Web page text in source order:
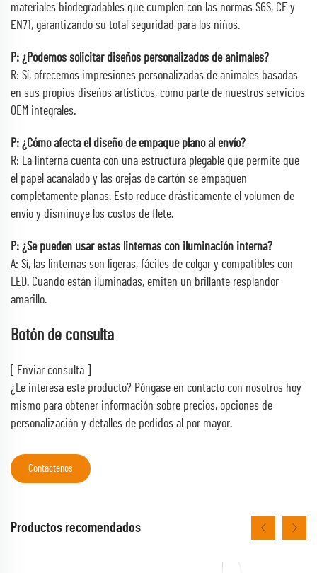
materiales biodegradables que cumplen con las normas SGS, CE y
EN71, garantizando su total seguridad para los niños.
P: ¿Podemos solicitar diseños personalizados de animales?
R: Sí, ofrecemos impresiones personalizadas de animales basadas
en sus propios diseños artísticos, como parte de nuestros servicios
OEM integrales.
P: ¿Cómo afecta el diseño de empaque plano al envío?
R: La linterna cuenta con una estructura plegable que permite que
el papel acanalado y las orejas de cartón se empaquen
completamente planas. Esto reduce drásticamente el volumen de
envío y disminuye los costos de flete.
P: ¿Se pueden usar estas linternas con iluminación interna?
A: Sí, las linternas son ligeras, fáciles de colgar y compatibles con
LED. Cuando están iluminadas, emiten un brillante resplandor
amarillo.
Botón de consulta
[ Enviar consulta ]
¿Le interesa este producto? Póngase en contacto con nosotros hoy
mismo para obtener información sobre precios, opciones de
personalización y detalles de pedidos al por mayor.
Contáctenos
Productos recomendados